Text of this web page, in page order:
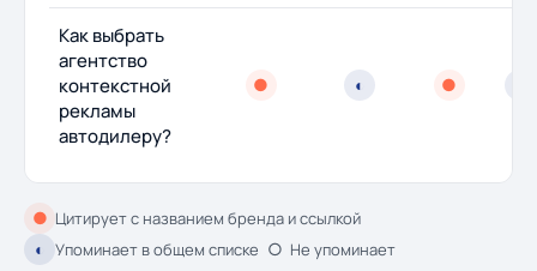
Как выбрать
агентство
контекстной
рекламы
автодилеру?
● ◐ ●
● Цитирует с названием бренда и ссылкой
◐ Упоминает в общем списке ○ Не упоминает